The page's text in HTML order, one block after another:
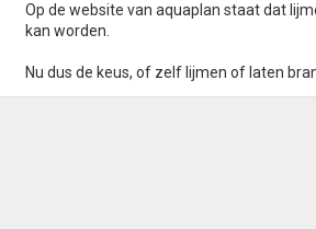
Op de website van aquaplan staat dat
kan worden.
Nu dus de keus, of zelf lijmen of laten